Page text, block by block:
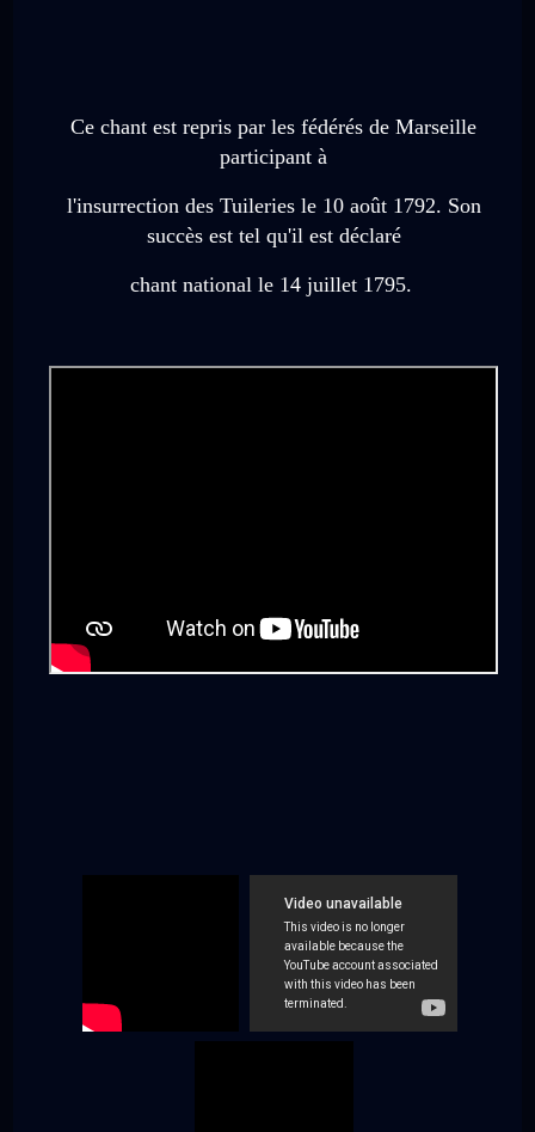
Ce chant est repris par les fédérés de Marseille
participant à
l'insurrection des Tuileries le 10 août 1792. Son
succès est tel qu'il est déclaré
chant national le 14 juillet 1795.